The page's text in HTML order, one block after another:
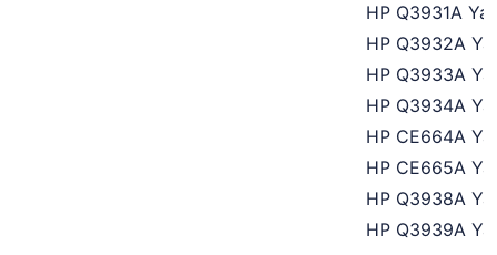
HP Q3931A
HP Q3932A
HP Q3933A
HP Q3934A
HP CE664A
HP CE665A
HP Q3938A
HP Q3939A